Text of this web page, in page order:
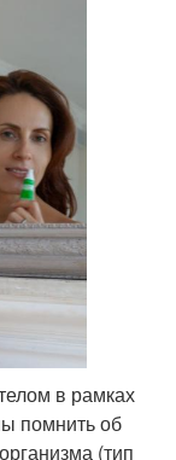
в рамках
помнить об
(тип